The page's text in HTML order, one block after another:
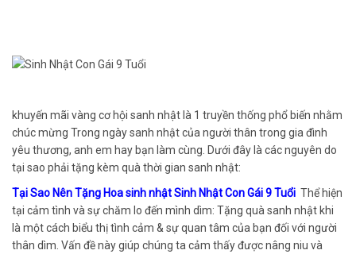
khuyến mãi vàng cơ hội sanh nhật là 1 truyền thống phổ biến nhằm
chúc mừng Trong ngày sanh nhật của người thân trong gia đình
yêu thương, anh em hay bạn làm cùng. Dưới đây là các nguyên do
tại sao phải tặng kèm quà thời gian sanh nhật:
Tại Sao Nên Tặng Hoa sinh nhật Sinh Nhật Con Gái 9 Tuổi Thể hiện
tại cảm tình và sự chăm lo đến mình dìm: Tặng quà sanh nhật khi
là một cách biểu thị tình cảm & sự quan tâm của bạn đối với người
thân dìm. Vấn đề này giúp chúng ta cảm thấy được nâng niu và